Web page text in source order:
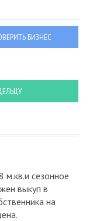
БИЗНЕС
сезонное
выкуп в
на